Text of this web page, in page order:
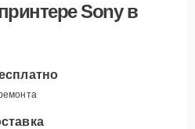
Sony в